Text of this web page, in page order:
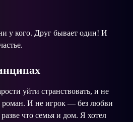
у кого. Друг бывает один! И
уйти странствовать, и не
роман. И не игрок — без любви
что семья и дом. Я хотел